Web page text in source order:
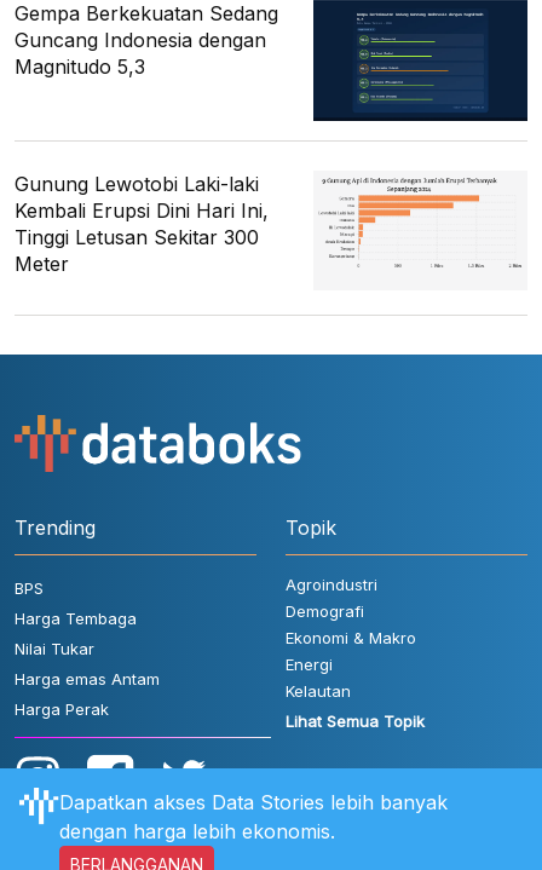
Gempa Berkekuatan Sedang
Guncang Indonesia dengan
Magnitudo 5,3
Gunung Lewotobi Laki-laki
Kembali Erupsi Dini Hari Ini,
Tinggi Letusan Sekitar 300
Meter
Trending
BPS
Harga Tembaga
Nilai Tukar
Harga emas Antam
Harga Perak
Topik
Agroindustri
Demografi
Ekonomi & Makro
Energi
Kelautan
Lihat Semua Topik
Dapatkan akses Data Stories lebih banyak
dengan harga lebih ekonomis.
BERLANGGANAN